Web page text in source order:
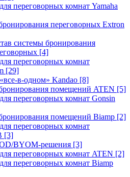
переговорных комнат Yamaha
переговорных Extron
системы бронирования
[4]
переговорных комнат
[29]
в-одном» Kandao [8]
помещений ATEN [5]
переговорных комнат Gonsin
помещений Biamp [2]
переговорных комнат
[3]
BYOM-решения [3]
переговорных комнат ATEN [2]
переговорных комнат Biamp